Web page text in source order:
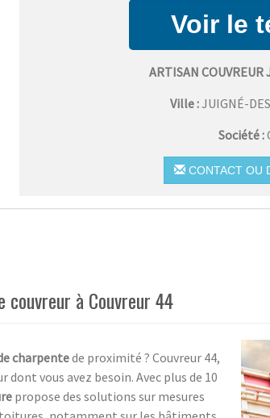
ARTISAN
Ville :JUIGNÉ-
Société :
CONTACT OU
couvreur à Couvreur 44
charpentede proximité ? Couvreur 44,
vous avez besoin. Avec plus de 10
propose des solutions sur mesures